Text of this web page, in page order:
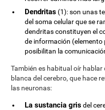
Dendritas (1): son unas
del soma celular que se
dendritas constituyen el
de información
posibilitan la
También es habitual oír
blanca del cerebro, que hace
las neuronas:
La sustancia grisdel